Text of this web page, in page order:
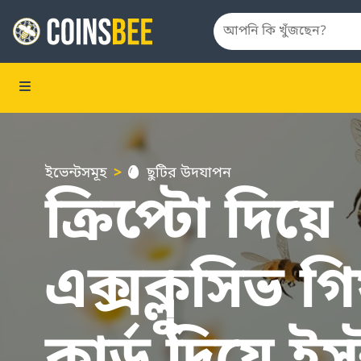
ইভেন্টসমূহ ছুটির উদযাপন
ক্রিপ্টো দিয়ে
এক্সক্লুসিভ